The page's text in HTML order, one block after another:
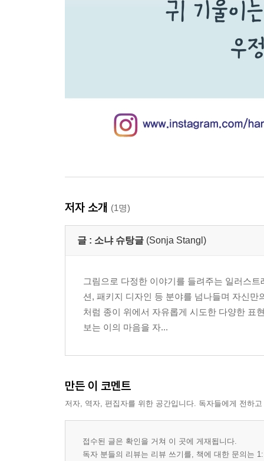
저자 소개 (1명)
글 : 소냐 슈탕글 (Sonja Stangl)
그림으로 다정한 이야기를 들려주는 일러스
션, 패키지 디자인 등 분야를 넘나들며 자신
처럼 종이 위에서 자유롭게 시도한 다양한 표
보는 이의 마음을 자...
만든 이 코멘트
저자, 역자, 편집자를 위한 공간입니다. 독자들에게 전하
접수된 글은 확인을 거쳐 이 곳에 게재됩니다.
독자 분들의 리뷰는 리뷰 쓰기를, 책에 대한 문의는